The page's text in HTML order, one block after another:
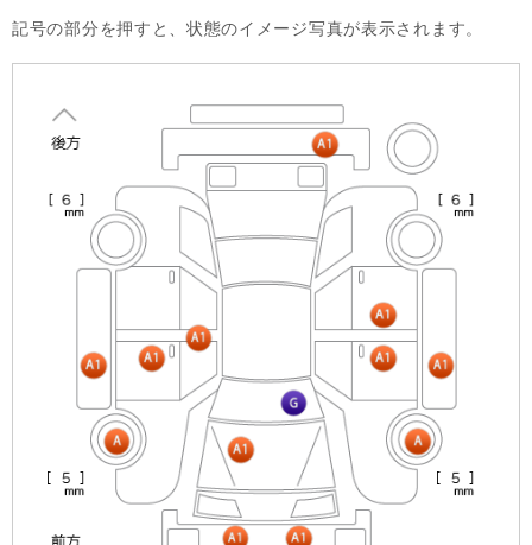
記号の部分を押すと、状態のイメージ写真が表示されます。